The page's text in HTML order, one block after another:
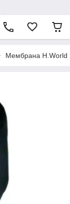
Мембрана H.World